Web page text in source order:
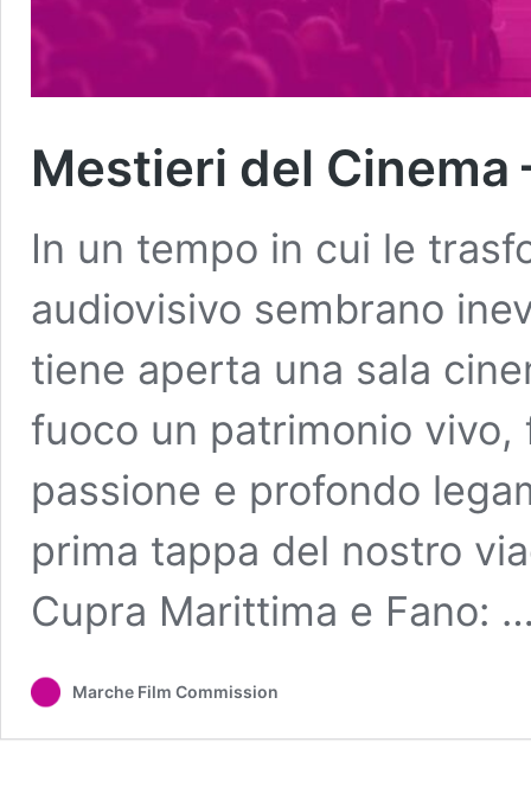
Mestieri del Cinema
In un tempo in cui le
audiovisivo sembrano
tiene aperta una sala
fuoco un patrimonio
passione e profondo
prima tappa del nostro
Cupra Marittima e Fano:
Marche Film Commission